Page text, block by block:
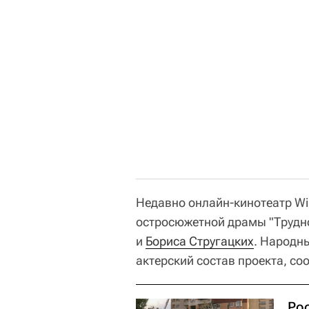
Недавно онлайн-кинотеатр
остросюжетной драмы
и Бориса Стругацких.
актерский состав проекта,